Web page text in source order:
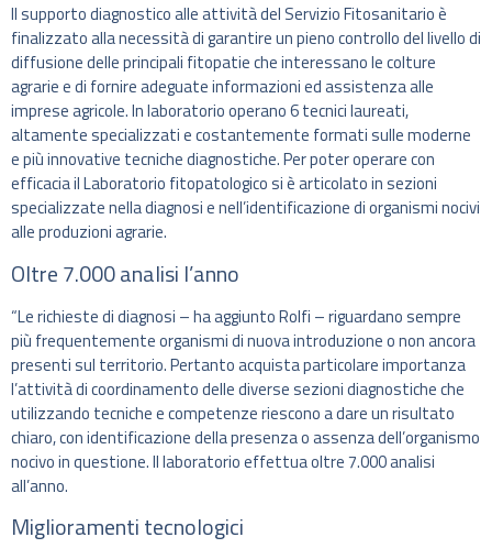
Il supporto diagnostico alle attività del Servizio Fitosanitario è
finalizzato alla necessità di garantire un pieno controllo del livello di
diffusione delle principali fitopatie che interessano le colture
agrarie e di fornire adeguate informazioni ed assistenza alle
imprese agricole. In laboratorio operano 6 tecnici laureati,
altamente specializzati e costantemente formati sulle moderne
e più innovative tecniche diagnostiche. Per poter operare con
efficacia il Laboratorio fitopatologico si è articolato in sezioni
specializzate nella diagnosi e nell’identificazione di organismi nocivi
alle produzioni agrarie.
Oltre 7.000 analisi l’anno
“Le richieste di diagnosi – ha aggiunto Rolfi – riguardano sempre
più frequentemente organismi di nuova introduzione o non ancora
presenti sul territorio. Pertanto acquista particolare importanza
l’attività di coordinamento delle diverse sezioni diagnostiche che
utilizzando tecniche e competenze riescono a dare un risultato
chiaro, con identificazione della presenza o assenza dell’organismo
nocivo in questione. Il laboratorio effettua oltre 7.000 analisi
all’anno.
Miglioramenti tecnologici